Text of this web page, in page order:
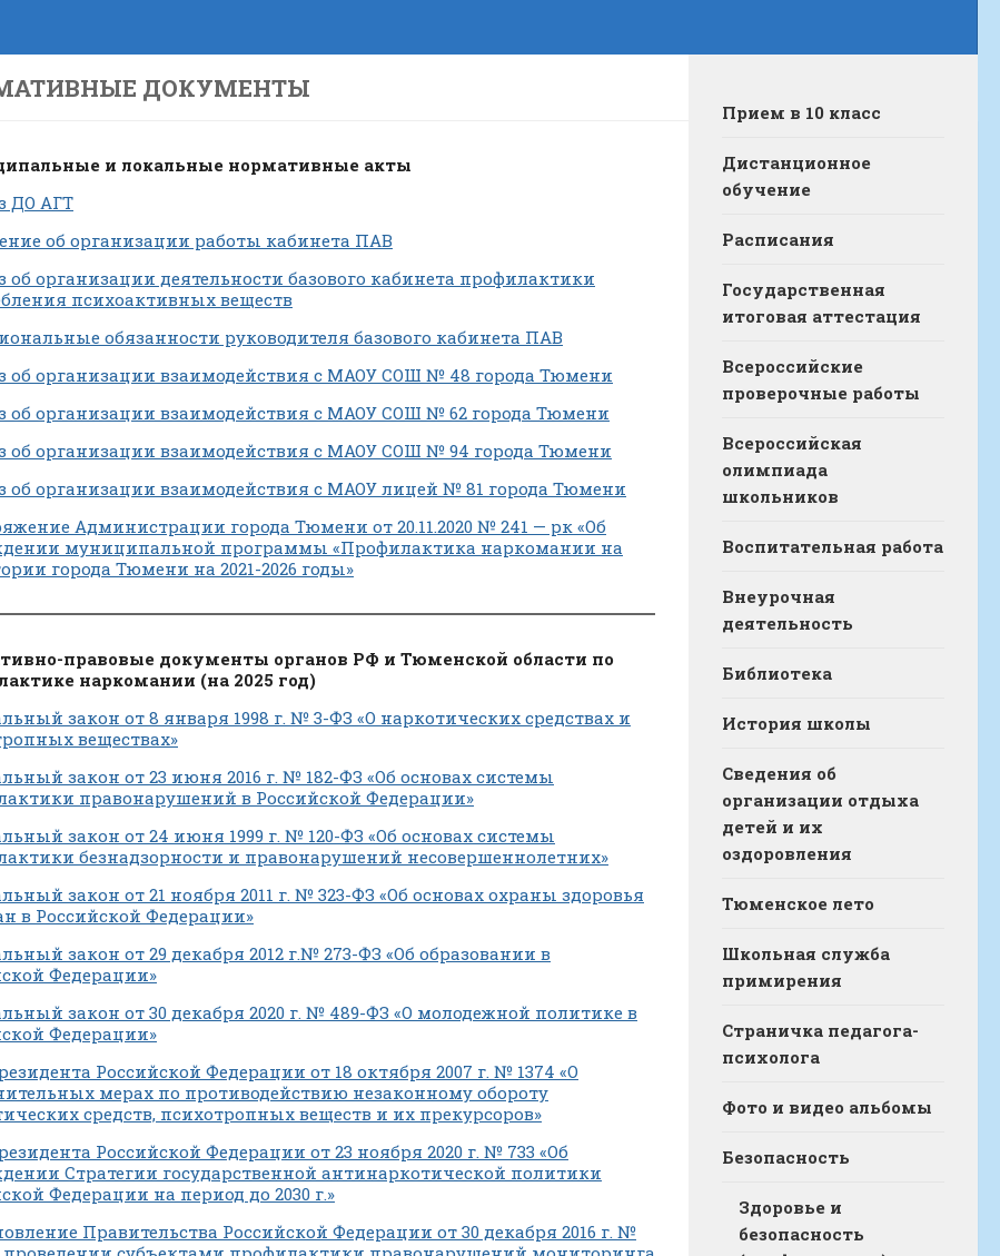
ДОКУМЕНТЫ
и локальные нормативные акты
ДО АГТ
об организации работы кабинета ПАВ
об организации деятельности базового кабинета профилактики
психоактивных веществ
обязанности руководителя базового кабинета ПАВ
об организации взаимодействия с МАОУ СОШ № 48 города Тюмени
об организации взаимодействия с МАОУ СОШ № 62 города Тюмени
об организации взаимодействия с МАОУ СОШ № 94 города Тюмени
об организации взаимодействия с МАОУ лицей № 81 города Тюмени
Администрации города Тюмени от 20.11.2020 № 241 — рк «Об
муниципальной программы «Профилактика наркомании на
города Тюмени на 2021-2026 годы»
правовые документы органов РФ и Тюменской области по
наркомании (на 2025 год)
закон от 8 января 1998 г. № 3-ФЗ «О наркотических средствах и
веществах»
закон от 23 июня 2016 г. № 182-ФЗ «Об основах системы
правонарушений в Российской Федерации»
закон от 24 июня 1999 г. № 120-ФЗ «Об основах системы
безнадзорности и правонарушений несовершеннолетних»
закон от 21 ноября 2011 г. № 323-ФЗ «Об основах охраны здоровья
в Российской Федерации»
закон от 29 декабря 2012 г.№ 273-ФЗ «Об образовании в
Федерации»
закон от 30 декабря 2020 г. № 489-ФЗ «О молодежной политике в
Федерации»
Российской Федерации от 18 октября 2007 г. № 1374 «О
мерах по противодействию незаконному обороту
средств, психотропных веществ и их прекурсоров»
Российской Федерации от 23 ноября 2020 г. № 733 «Об
Стратегии государственной антинаркотической политики
Федерации на период до 2030 г.»
Правительства Российской Федерации от 30 декабря 2016 г. №
Прием в 10 класс
Дистанционное
обучение
Расписания
Государственная
итоговая аттестация
Всероссийские
проверочные работы
Всероссийская
олимпиада
школьников
Воспитательная работа
Внеурочная
деятельность
Библиотека
История школы
Сведения об
организации отдыха
детей и их
оздоровления
Тюменское лето
Школьная служба
примирения
Страничка педагога-
психолога
Фото и видео альбомы
Безопасность
Здоровье и
безопасность